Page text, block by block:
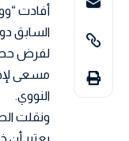
أفادت
السابق
لفرض
مسعى
النووي.
ونقلت